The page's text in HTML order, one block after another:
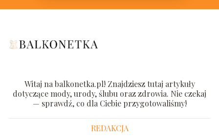
Witaj na balkonetka.pl! Znajdziesz tutaj artykuły
dotyczące mody, urody, ślubu oraz zdrowia. Nie czekaj
— sprawdź, co dla Ciebie przygotowaliśmy!
REDAKCJA